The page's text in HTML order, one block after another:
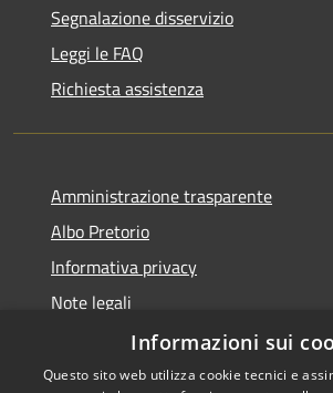
Segnalazione disservizio
Leggi le FAQ
Richiesta assistenza
Amministrazione trasparente
Albo Pretorio
Informativa privacy
Note legali
Dichiarazione di accessibilità
Informazioni sui
Questo sito web utilizza cookie tecnici e